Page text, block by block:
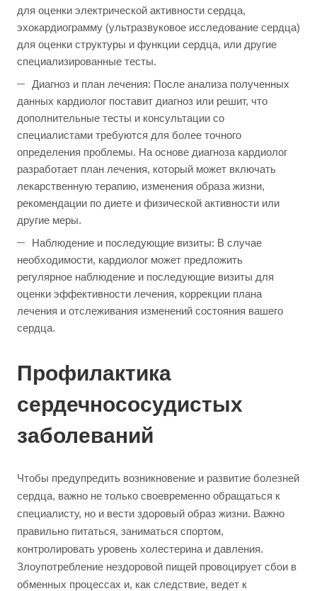
для оценки электрической активности сердца,
эхокардиограмму (ультразвуковое исследование сердца)
для оценки структуры и функции сердца, или другие
специализированные тесты.
Диагноз и план лечения: После анализа полученных
данных кардиолог поставит диагноз или решит, что
дополнительные тесты и консультации со
специалистами требуются для более точного
определения проблемы. На основе диагноза кардиолог
разработает план лечения, который может включать
лекарственную терапию, изменения образа жизни,
рекомендации по диете и физической активности или
другие меры.
Наблюдение и последующие визиты: В случае
необходимости, кардиолог может предложить
регулярное наблюдение и последующие визиты для
оценки эффективности лечения, коррекции плана
лечения и отслеживания изменений состояния вашего
сердца.
Профилактика
сердечнососудистых
заболеваний
Чтобы предупредить возникновение и развитие болезней
сердца, важно не только своевременно обращаться к
специалисту, но и вести здоровый образ жизни. Важно
правильно питаться, заниматься спортом,
контролировать уровень холестерина и давления.
Злоупотребление нездоровой пищей провоцирует сбои в
обменных процессах и, как следствие, ведет к